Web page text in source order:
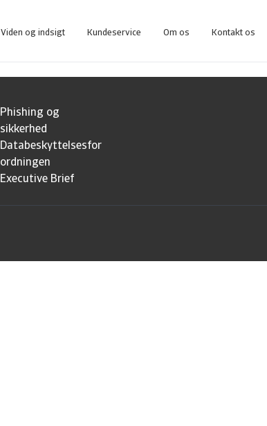
Viden og indsigt Kundeservice Om os Kontakt os
Phishing og
sikkerhed
Databeskyttelsesfor
ordningen
Executive Brief